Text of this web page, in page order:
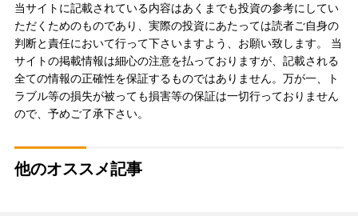
当サイトに記載されている内容はあくまでも投資の参考にしてい
ただくためのものであり、実際の投資にあたっては読者ご自身の
判断と責任において行って下さいますよう、お願い致します。 当
サイトの掲載情報は細心の注意を払っておりますが、記載される
全ての情報の正確性を保証するものではありません。万が一、ト
ラブル等の損失が被っても損害等の保証は一切行っておりません
ので、予めご了承下さい。
他のオススメ記事